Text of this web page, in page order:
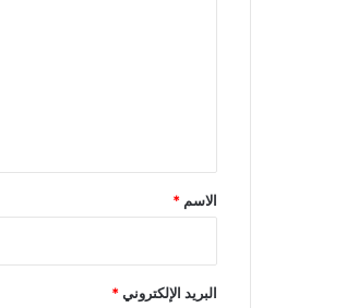
*
الاسم *
البريد الإلكتروني*